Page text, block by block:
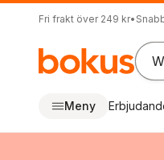
Fri frakt över 249 kr•
Meny